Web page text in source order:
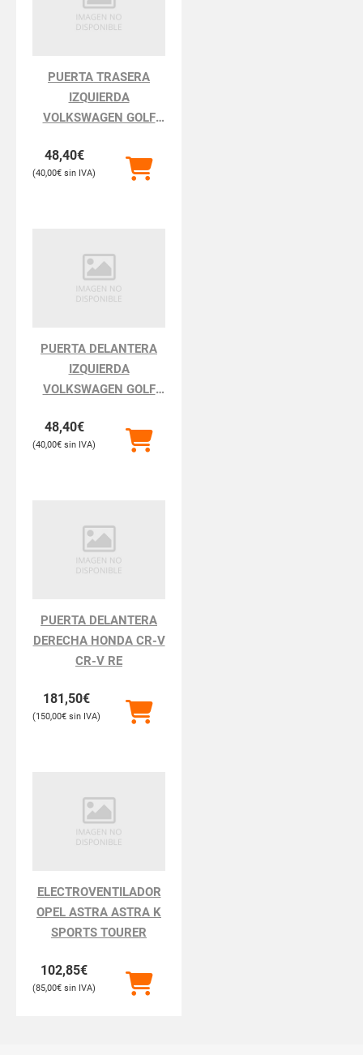
PUERTA TRASERA
IZQUIERDA
VOLKSWAGEN GOLF
48,40€
40,00€
PUERTA DELANTERA
IZQUIERDA
VOLKSWAGEN GOLF
48,40€
40,00€
PUERTA DELANTERA
DERECHA HONDA CR-V
CR-V RE
181,50€
150,00€
ELECTROVENTILADOR
OPEL ASTRA ASTRA K
SPORTS TOURER
102,85€
85,00€